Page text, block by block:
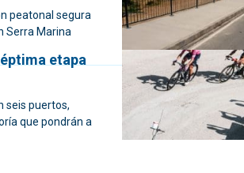
peatonal segura
Serra Marina
etapa
seis puertos,
que pondrán a